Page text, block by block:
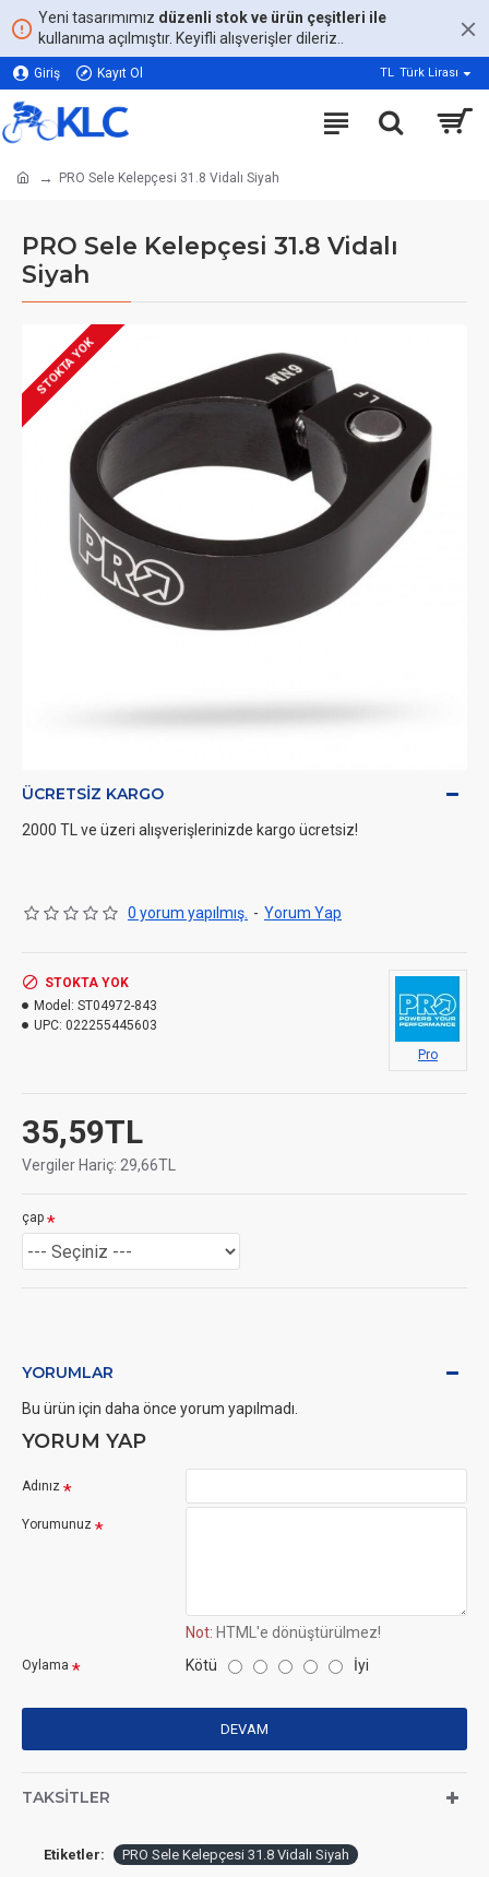
Yeni tasarımımız düzenli stok ve ürün çeşitleri ile
kullanıma açılmıştır. Keyifli alışverişler dileriz..
Giriş Kayıt Ol TL Türk Lirası
PRO Sele Kelepçesi 31.8 Vidalı Siyah
PRO Sele Kelepçesi 31.8 Vidalı
Siyah
STOKTA YOK
ÜCRETSIZ KARGO
2000 TL ve üzeri alışverişlerinizde kargo ücretsiz!
0 yorum yapılmış. - Yorum Yap
35,59TL
Vergiler Hariç: 29,66TL
STOKTA YOK
Model: ST04972-843
UPC: 022255445603
Pro
çap
YORUMLAR
Bu ürün için daha önce yorum yapılmadı.
YORUM YAP
Adınız
Yorumunuz
Not: HTML'e dönüştürülmez!
Oylama Kötü İyi
DEVAM
TAKSITLER
Etiketler: PRO Sele Kelepçesi 31.8 Vidalı Siyah